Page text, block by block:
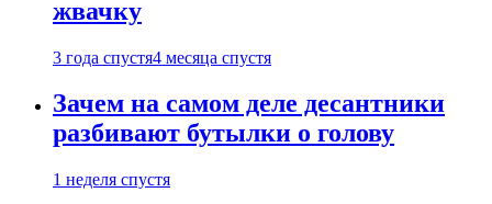
жвачку
3 года спустя4 месяца спустя
Зачем на самом деле десантники
разбивают бутылки о голову
1 неделя спустя